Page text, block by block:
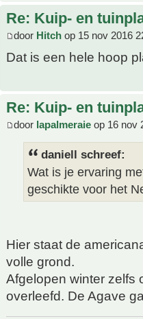
Re: Kuip- en
door Hitch op 15 nov 2016
Dat is een hele hoop
Re: Kuip- en
door lapalmeraie op 16 nov
daniell schreef:
Wat is je ervaring
geschikte voor het
Hier staat de
volle grond.
Afgelopen winter zelfs
overleefd. De Agave